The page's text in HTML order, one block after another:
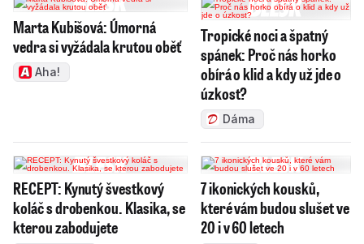
Marta Kubišová: Úmorná
vedra si vyžádala krutou oběť
Aha!
Tropické noci a špatný
spánek: Proč nás horko
obírá o klid a kdy už jde o
úzkost?
Dáma
RECEPT: Kynutý švestkový
koláč s drobenkou. Klasika, se
kterou zabodujete
7 ikonických kousků,
které vám budou slušet ve
20 i v 60 letech